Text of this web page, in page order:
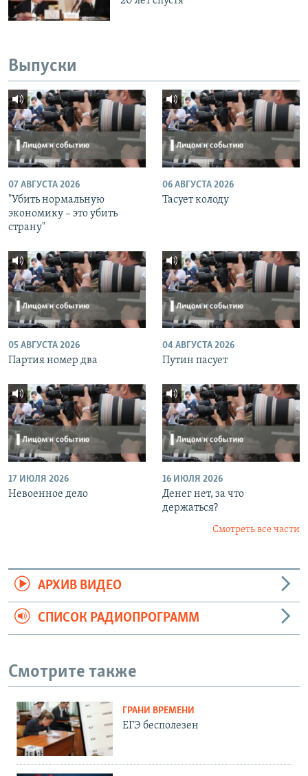
Выпуски
07 АВГУСТА 2026
"Убить нормальную
экономику – это убить
страну"
06 АВГУСТА 2026
Тасует колоду
05 АВГУСТА 2026
Партия номер два
04 АВГУСТА 2026
Путин пасует
17 ИЮЛЯ 2026
Невоенное дело
16 ИЮЛЯ 2026
Денег нет, за что
держаться?
Смотреть все части
АРХИВ ВИДЕО
СПИСОК РАДИОПРОГРАММ
Смотрите также
ГРАНИ ВРЕМЕНИ
ЕГЭ бесполезен